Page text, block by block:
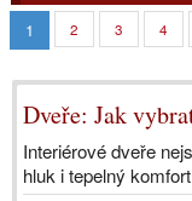
1 2 3 4
Dveře: Jak
Interiérové dveře
hluk i tepelný